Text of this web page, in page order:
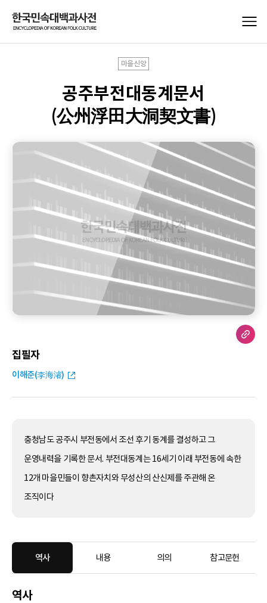
마을신앙
공주부전대동계문서
(公州浮田大洞契文書)
집필자
이해준(李海濬)
충청남도 공주시 부전동에서 조선 후기 동계를 결성하고 그
운영내력을 기록한 문서. 부전대동계는 16세기 이래 부전동에 속한
12개 마을민들이 향촌자치와 무성산의 산신제를 주관해 온
조직이다
역사 내용 의의 참고문헌
역사